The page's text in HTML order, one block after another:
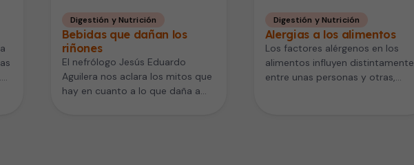
Digestión y Nutrición
Bebidas que dañan los
riñones
El nefrólogo Jesús Eduardo
Aguilera nos aclara los mitos que
hay en cuanto a lo que daña a
Digestión y Nutrición
Alergias a los alimentos
Los factores alérgenos en los
alimentos influyen distintamente
entre unas personas y otras,